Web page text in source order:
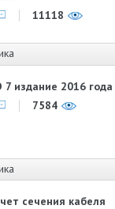
11118
7 издание 2016 года
7584
сечения кабеля